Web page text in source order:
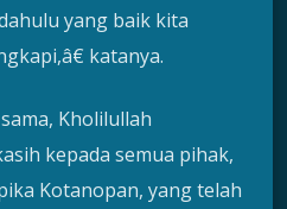
yang baik kita
katanya.
Kholilullah
kepada semua pihak,
Kotanopan, yang telah